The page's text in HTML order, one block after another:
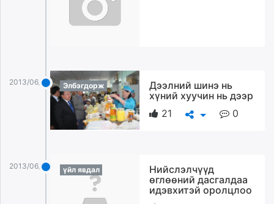
2013/06/21 Элбэгдорж
Дээлний шинэ нь
хүний хуучин нь дээр
21
0
2013/06/21 үйл явдал
Нийслэлчүүд
өглөөний дасгалдаа
идэвхитэй оролцлоо